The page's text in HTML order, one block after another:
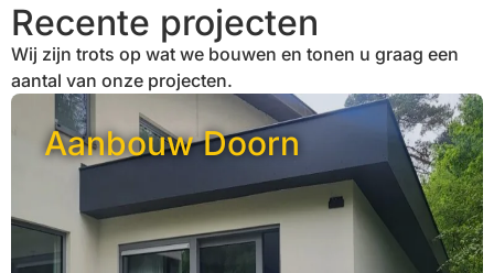
Recente projecten
Wij zijn trots op wat we bouwen en tonen u graag een
aantal van onze projecten.
Aanbouw Doorn